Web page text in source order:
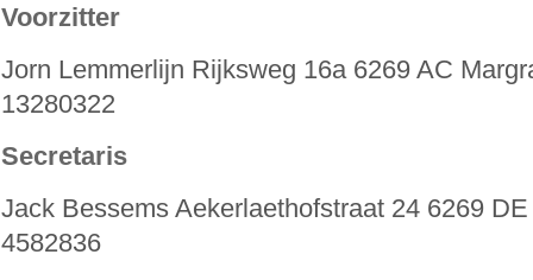
Voorzitter
Jorn Lemmerlijn Rijksweg 16a 6269 AC
13280322
Secretaris
Jack Bessems Aekerlaethofstraat 24 6269
4582836